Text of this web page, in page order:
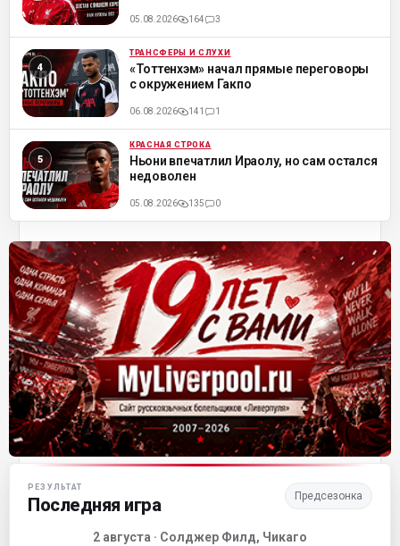
05.08.2026 164 3
ML ТРАНСФЕРЫ И СЛУХИ
«Тоттенхэм» начал прямые переговоры
с окружением Гакпо
06.08.2026 141 1
ML КРАСНАЯ СТРОКА
Ньони впечатлил Ираолу, но сам остался
недоволен
05.08.2026 135 0
Матч-центр «Ливерпуля»
РЕЗУЛЬТАТ
Последняя игра Предсезонка
2 августа · Солджер Филд, Чикаго